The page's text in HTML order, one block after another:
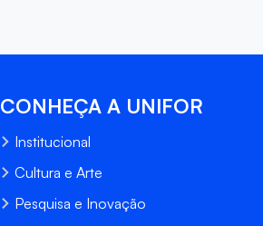
CONHEÇA A UNIFOR
Institucional
Cultura e Arte
Pesquisa e Inovação